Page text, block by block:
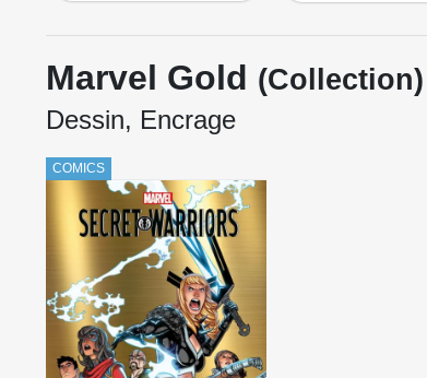
Marvel Gold (Collection)
Dessin, Encrage
COMICS